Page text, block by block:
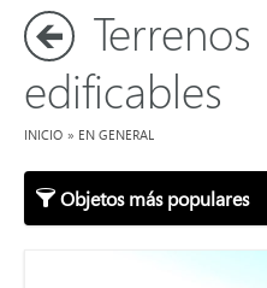
Terrenos
edificables
INICIO » EN GENERAL
Objetos más populares